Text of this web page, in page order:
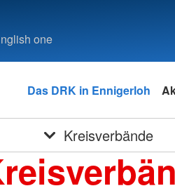
one
Das DRK in Ennigerloh
Kreisverbände